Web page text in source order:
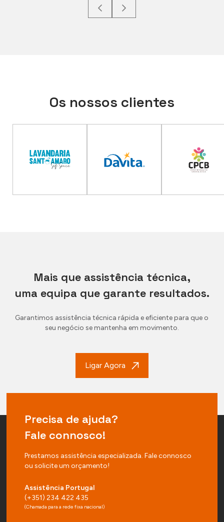
Os nossos clientes
Mais que assistência técnica,
uma equipa que garante resultados.
Garantimos assistência técnica rápida e eficiente para que o
seu negócio se mantenha em movimento.
Ligar Agora
Precisa de ajuda?
Fale connosco!
Prestamos assistência especializada. Fale connosco
ou solicite um orçamento!
Assistência Portugal
(+351) 234 422 435
(Chamada para a rede fixa nacional)